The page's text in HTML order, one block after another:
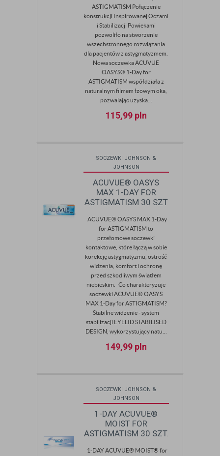
ASTIGMATISM Połączenie
konstrukcji Inspirowanej Oczami
i Stabilizacji Powiekami
pozwoliło na stworzenie
wszechstronnego rozwiązania
dla pacjentów z astygmatyzmem.
Nowa soczewka ACUVUE
OASYS® 1-Day for
ASTIGMATISM współdziała z
naturalnym filmem łzowym oka,
pozwalając uzyska...
115,99 pln
SOCZEWKI JOHNSON &
JOHNSON
ACUVUE® OASYS
MAX 1-DAY FOR
ASTIGMATISM 30 SZT
ACUVUE® OASYS MAX 1-Day
for ASTIGMATISM to
przełomowe soczewki
kontaktowe, które łączą w sobie
korekcję astygmatyzmu, ostrość
widzenia, komfort i ochronę
przed szkodliwym światłem
niebieskim. Co charakteryzuje
soczewki ACUVUE® OASYS
MAX 1-Day for ASTIGMATISM?
Stabilne widzenie - system
stabilizacji EYELID STABILISED
DESIGN, wykorzystujący natu...
149,99 pln
SOCZEWKI JOHNSON &
JOHNSON
1-DAY ACUVUE®
MOIST FOR
ASTIGMATISM 30 SZT.
1-DAY ACUVUE® MOIST® for